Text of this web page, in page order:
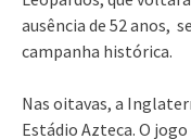
ausência de 52 anos,
campanha histórica.
Nas oitavas, a
Estádio Azteca. O